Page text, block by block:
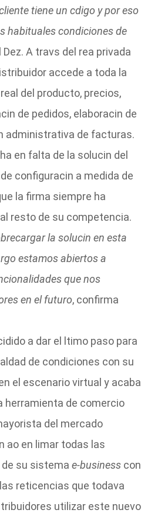
tiene un cdigo y por eso
habituales condiciones de
Dez. A travs del rea privada
accede a toda la
del producto, precios,
de pedidos, elaboracin de
administrativa de facturas.
en falta de la solucin del
configuracin a medida de
la firma siempre ha
resto de su competencia.
la solucin en esta
estamos abiertos a
que nos
en el futuro, confirma
a dar el ltimo paso para
de condiciones con su
el escenario virtual y acaba
herramienta de comercio
del mercado
ao en limar todas las
su sistema e-businesscon
reticencias que todava
utilizar este nuevo